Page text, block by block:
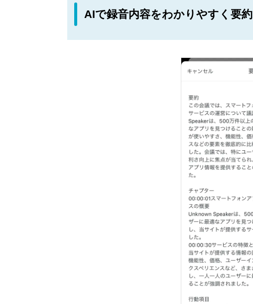
AIで録音内容をわかりやすく要約